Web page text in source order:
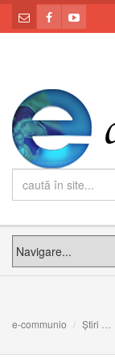
e-communio Știri